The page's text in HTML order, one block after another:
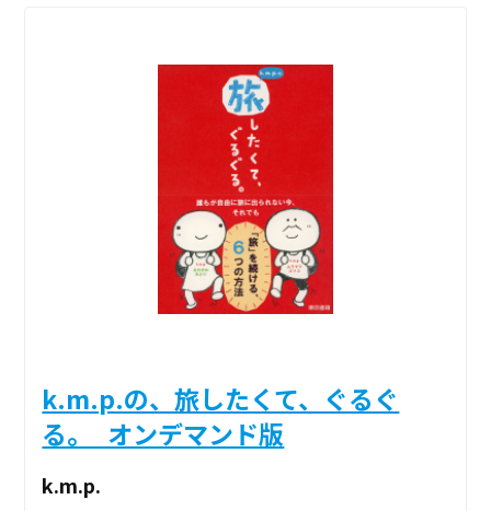
k.m.p.の、旅したくて、ぐるぐ
る。_オンデマンド版
k.m.p.